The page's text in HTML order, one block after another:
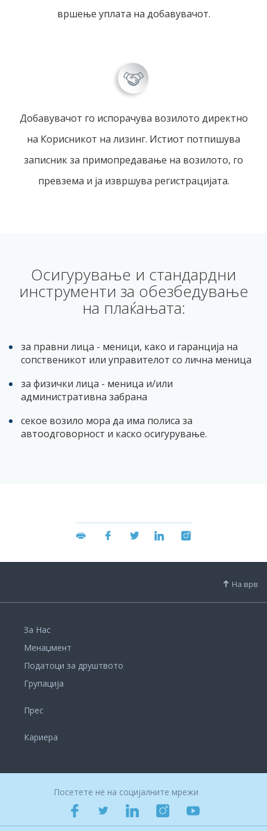
вршење уплата на добавувачот.
Добавувачот го испорачува возилото директно
на Корисникот на лизинг. Истиот потпишува
записник за примопредавање на возилото, го
превзема и ја извршува регистрацијата.
Осигурување и стандардни
инструменти за обезбедување
на плаќањата:
за правни лица - меници, како и гаранција на
сопственикот или управителот со лична меница
за физички лица - меница и/или
административна забрана
секое возило мора да има полиса за
автоодговорност и каско осигурување.
На врв
За Нас
Менаџмент
Податоци за друштвото
Групација
Прес
Кариера
Посетете не на социјалните мрежи